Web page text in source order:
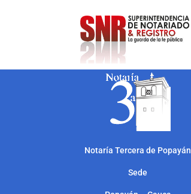
Notaría Tercera de Popayán
Sede